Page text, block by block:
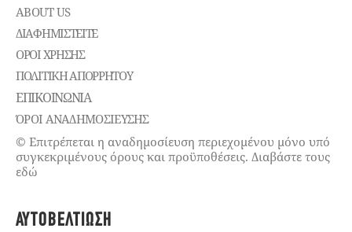
ABOUT US
ΔΙΑΦΗΜΙΣΤΕΊΤΕ
ΌΡΟΙ ΧΡΉΣΗΣ
ΠΟΛΙΤΙΚΉ ΑΠΟΡΡΉΤΟΥ
ΕΠΙΚΟΙΝΩΝΊΑ
ΌΡΟΙ ΑΝΑΔΗΜΟΣΙΕΥΣΗΣ
© Επιτρέπεται η αναδημοσίευση περιεχομένου μόνο υπό
συγκεκριμένους όρους και προϋποθέσεις. Διαβάστε τους
εδώ
ΑΥΤΟΒΕΛΤΊΩΣΗ